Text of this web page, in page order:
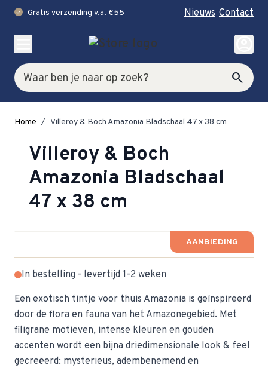
check Gratis verzending v.a. €55 Nieuws Contact
Zoek search
account_circle
Home / Villeroy & Boch Amazonia Bladschaal 47 x 38 cm
Villeroy & Boch
Amazonia Bladschaal
47 x 38 cm
AANBIEDING
In bestelling - levertijd 1-2 weken
Een exotisch tintje voor thuis Amazonia is geïnspireerd
door de flora en fauna van het Amazonegebied. Met
filigrane motieven, intense kleuren en gouden
accenten wordt een bijna driedimensionale look & feel
gecreëerd: mysterieus, adembenemend en